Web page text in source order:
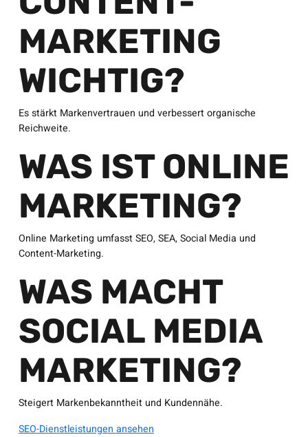
MARKETING
WICHTIG?
Es stärkt Markenvertrauen und verbessert organische
Reichweite.
WAS IST ONLINE
MARKETING?
Online Marketing umfasst SEO, SEA, Social Media und
Content-Marketing.
WAS MACHT
SOCIAL MEDIA
MARKETING?
Steigert Markenbekanntheit und Kundennähe.
SEO-Dienstleistungen ansehen